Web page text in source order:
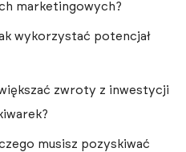
marketingowych?
wykorzystać potencjał
zwroty z inwestycji
musisz pozyskiwać